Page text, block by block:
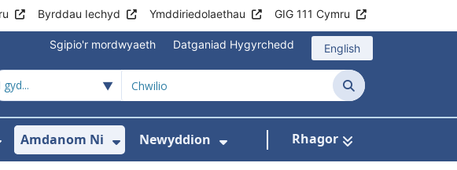
Byrddau Iechyd Ymddiriedolaethau GIG 111 Cymru
Sgipio'r mordwyaeth Datganiad Hygyrchedd English
Chwilio
Gwasanaethau
ar gyfer Ysbytai
Dangos isddewislen ar gyfer Cyngor i gleifion
Amdanom Ni
Dangos isddewislen ar gyfer Amdanom Ni
Newyddion Rhagor